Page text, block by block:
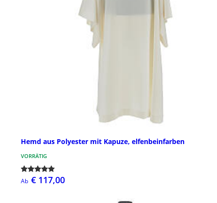
Hemd aus Polyester mit Kapuze, elfenbeinfarben
VORRÄTIG
Ab € 117,00